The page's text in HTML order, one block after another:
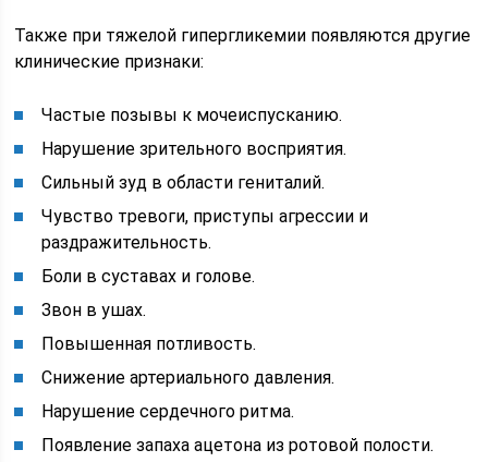
Также при тяжелой гипергликемии появляются другие
клинические признаки:
Частые позывы к мочеиспусканию.
Нарушение зрительного восприятия.
Сильный зуд в области гениталий.
Чувство тревоги, приступы агрессии и
раздражительность.
Боли в суставах и голове.
Звон в ушах.
Повышенная потливость.
Снижение артериального давления.
Нарушение сердечного ритма.
Появление запаха ацетона из ротовой полости.